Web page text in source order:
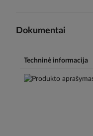
Dokumentai
Techninė informacija